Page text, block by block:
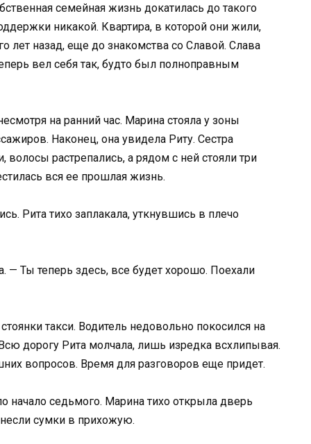
семейная жизнь докатилась до такого
никакой. Квартира, в которой они жили,
лет назад, еще до знакомства со Славой. Слава
вел себя так, будто был полноправным
на ранний час. Марина стояла у зоны
Наконец, она увидела Риту. Сестра
растрепались, а рядом с ней стояли три
вся ее прошлая жизнь.
Рита тихо заплакала, уткнувшись в плечо
— Ты теперь здесь, все будет хорошо. Поехали
такси. Водитель недовольно покосился на
дорогу Рита молчала, лишь изредка всхлипывая.
вопросов. Время для разговоров еще придет.
начало седьмого. Марина тихо открыла дверь
сумки в прихожую.